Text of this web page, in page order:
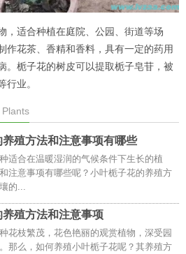
，适合种植在庭院、公园、街道等场
作花茶、香精和香料，具有一定的药用
。栀子花的树皮可以提取栀子皂苷，被
行业。
殖方法和注意事项有哪些
适合在温暖湿润的气候条件下生长的植
注意事项有哪些呢？小叶栀子花的养殖方
的...
殖方法和注意事项
花枝繁茂，花色艳丽的观赏植物，深受园
那么，如何养殖小叶栀子花呢？其养殖方